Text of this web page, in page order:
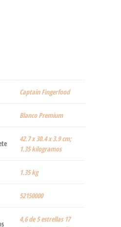
‎Captain Fingerfood
‎Blanco Premium
‎42.7 x 30.4 x 3.9 cm;
1.35 kilogramos
‎1.35 kg
52150000
4,6 de 5 estrellas 17